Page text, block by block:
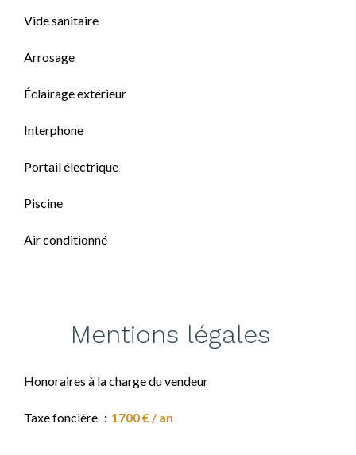
Vide sanitaire
Arrosage
Éclairage extérieur
Interphone
Portail électrique
Piscine
Air conditionné
Mentions légales
Honoraires à la charge du vendeur
Taxe foncière 1700 € / an